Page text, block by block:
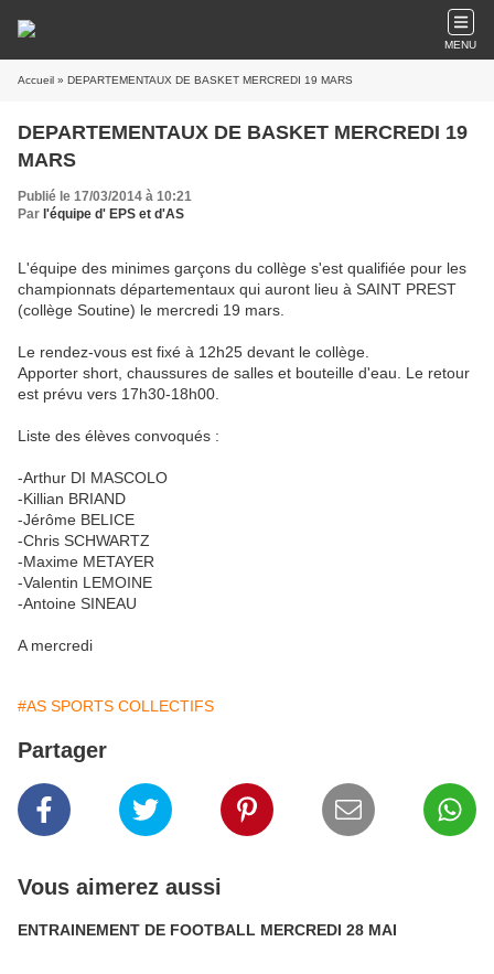
MENU
Accueil » DEPARTEMENTAUX DE BASKET MERCREDI 19 MARS
DEPARTEMENTAUX DE BASKET MERCREDI 19
MARS
Publié le 17/03/2014 à 10:21
Par l'équipe d' EPS et d'AS
L'équipe des minimes garçons du collège s'est qualifiée pour les
championnats départementaux qui auront lieu à SAINT PREST
(collège Soutine) le mercredi 19 mars.
Le rendez-vous est fixé à 12h25 devant le collège.
Apporter short, chaussures de salles et bouteille d'eau. Le retour
est prévu vers 17h30-18h00.
Liste des élèves convoqués :
-Arthur DI MASCOLO
-Killian BRIAND
-Jérôme BELICE
-Chris SCHWARTZ
-Maxime METAYER
-Valentin LEMOINE
-Antoine SINEAU
A mercredi
#AS SPORTS COLLECTIFS
Partager
Vous aimerez aussi
ENTRAINEMENT DE FOOTBALL MERCREDI 28 MAI